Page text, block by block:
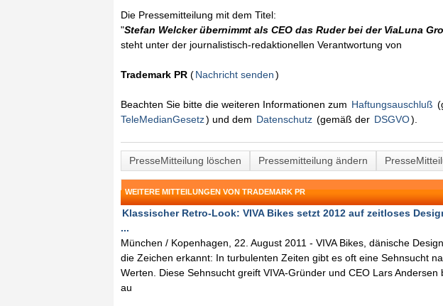
Die Pressemitteilung mit dem Titel:
"Stefan Welcker übernimmt als CEO das Ruder bei der ViaLuna
steht unter der journalistisch-redaktionellen Verantwortung von
Trademark PR (Nachricht senden)
Beachten Sie bitte die weiteren Informationen zum Haftungsauschluß
TeleMedianGesetz) und dem Datenschutz (gemäß der DSGVO).
PresseMitteilung löschen Pressemitteilung ändern
WEITERE MITTEILUNGEN VON TRADEMARK PR
Klassischer Retro-Look: VIVA Bikes setzt 2012 auf zeitloses
...
München / Kopenhagen, 22. August 2011 - VIVA Bikes, dänische
die Zeichen erkannt: In turbulenten Zeiten gibt es oft eine Sehnsucht
Werten. Diese Sehnsucht greift VIVA-Gründer und CEO Lars
au